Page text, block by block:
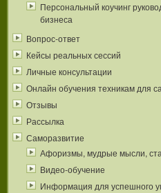
Персональный коучинг
бизнеса
Вопрос-ответ
Кейсы реальных сессий
Личные консультации
Онлайн обучения техникам для
Отзывы
Рассылка
Саморазвитие
Афоризмы, мудрые мысли,
Видео-обучение
Информация для успешного